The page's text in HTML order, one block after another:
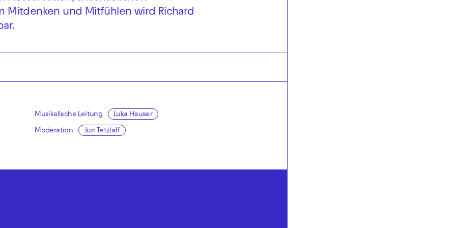
Mitdenken und Mitfühlen wird Richard
Musikalische Leitung Luka Hauser
Moderation Juri Tetzlaff